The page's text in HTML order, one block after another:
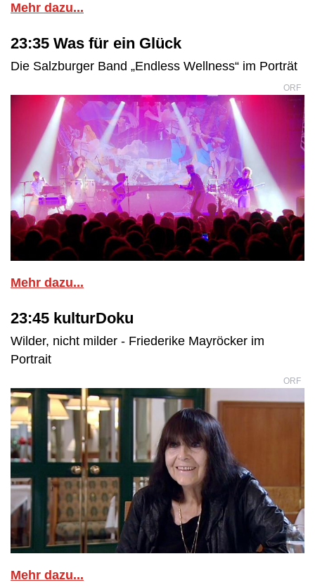
Mehr dazu...
23:35 Was für ein Glück
Die Salzburger Band „Endless Wellness“ im Porträt
ORF
Mehr dazu...
23:45 kulturDoku
Wilder, nicht milder - Friederike Mayröcker im
Portrait
ORF
Mehr dazu...